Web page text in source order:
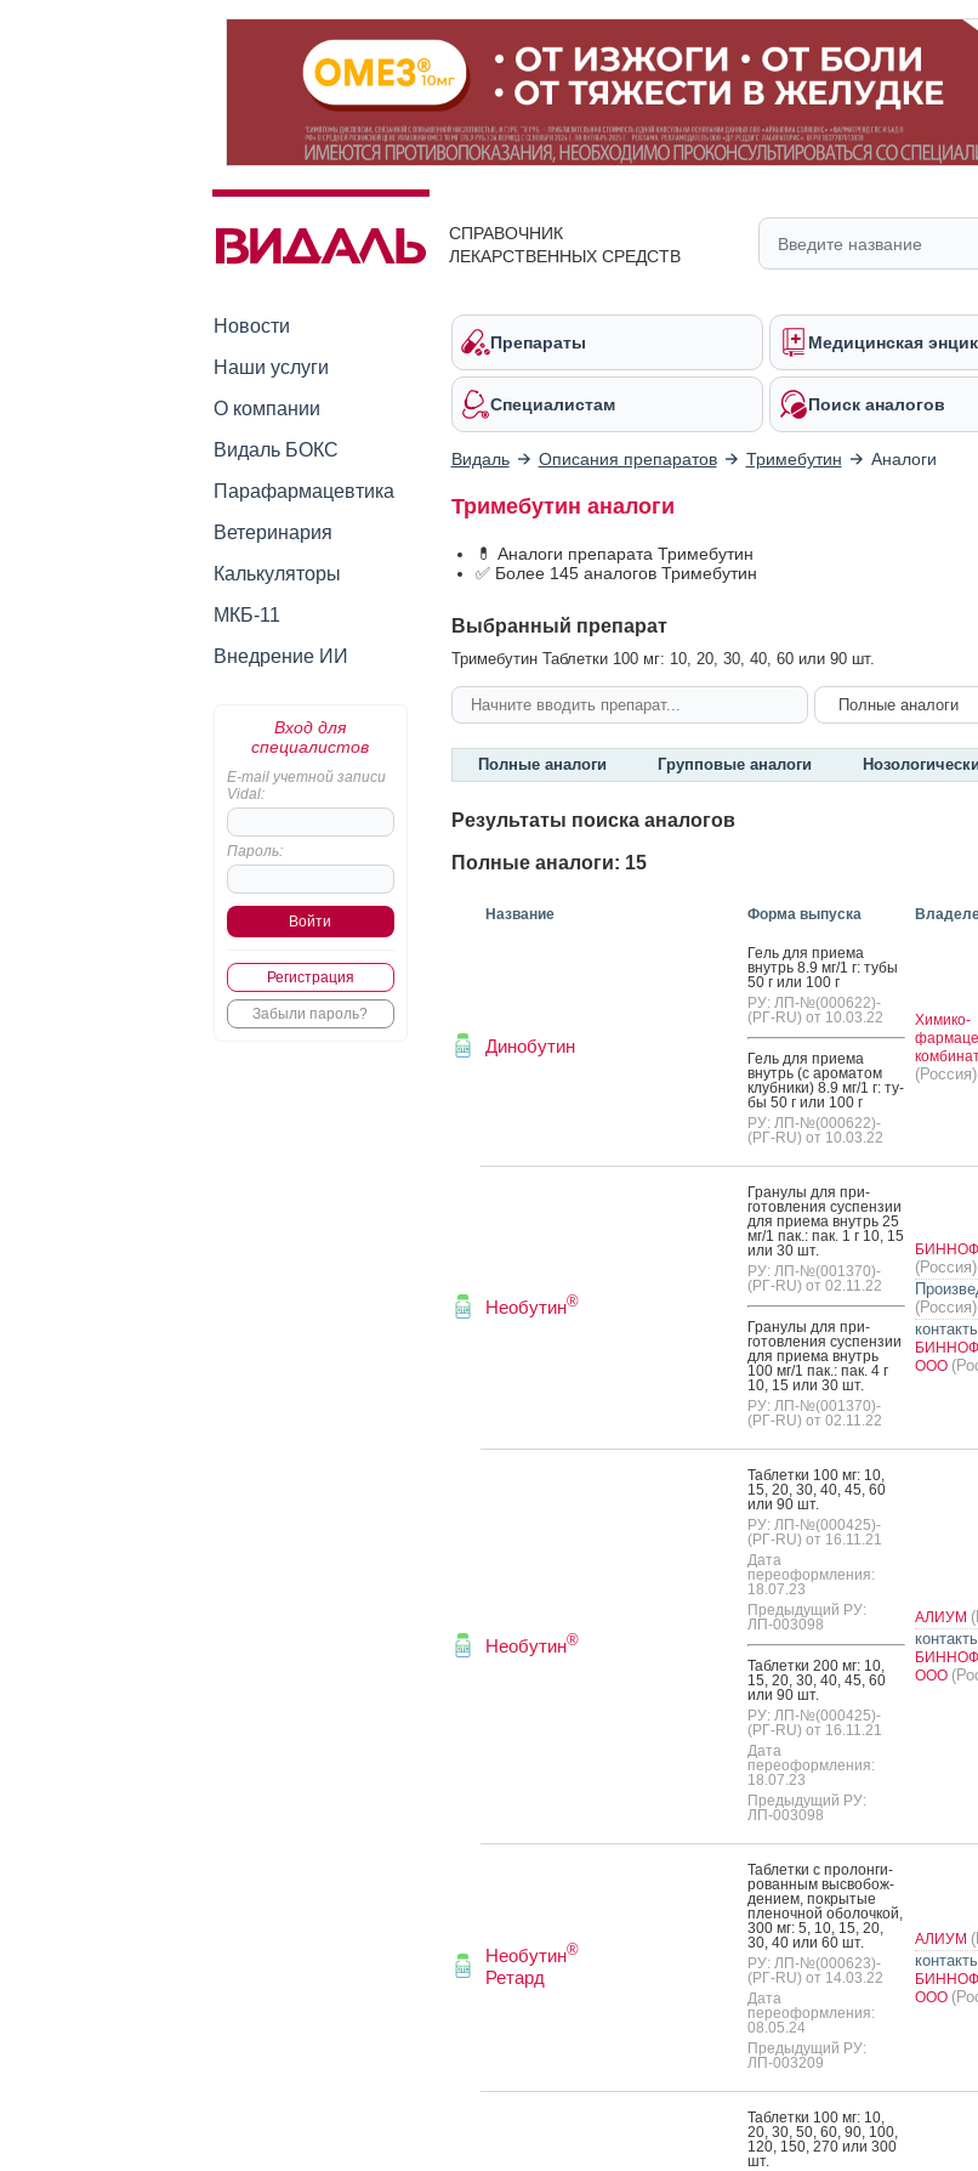
СПРАВОЧНИК
ЛЕКАРСТВЕННЫХ СРЕДСТВ
Новости
Наши услуги
О компании
Видаль БОКС
Парафармацевтика
Ветеринария
Калькуляторы
МКБ-11
Внедрение ИИ
Вход для
специалистов
E-mail учетной записи
Vidal:
Пароль:
Регистрация
Забыли пароль?
Препараты Медицинская
Специалистам Поиск аналогов
Видаль Описания препаратов Тримебутин Аналоги
Тримебутин аналоги
💊 Аналоги препарата Тримебутин
✅ Более 145 аналогов Тримебутин
Выбранный препарат
Тримебутин Таблетки 100 мг: 10, 20, 30, 40, 60 или 90 шт.
Полные аналоги Групповые аналоги
Результаты поиска аналогов
Полные аналоги: 15
Название Форма выпуска
Динобутин
Гель для при­ема
внутрь 8.9 мг/1 г: ту­бы
50 г или 100 г
РУ: ЛП-№(000622)-
(РГ-RU) от 10.03.22
Гель для при­ема
внутрь (с аро­матом
клуб­ни­ки) 8.9 мг/1 г: ту­
бы 50 г или 100 г
РУ: ЛП-№(000622)-
(РГ-RU) от 10.03.22
Химико-
(Россия)
Необутин®
Гра­нулы для при­
готов­ле­ния сус­пензии
для при­ема внутрь 25
мг/1 пак.: пак. 1 г 10, 15
или 30 шт.
РУ: ЛП-№(001370)-
(РГ-RU) от 02.11.22
Гра­нулы для при­
готов­ле­ния сус­пензии
для при­ема внутрь
100 мг/1 пак.: пак. 4 г
10, 15 или 30 шт.
РУ: ЛП-№(001370)-
(РГ-RU) от 02.11.22
(Россия)
(Россия)
ООО
Необутин®
Таб­летки 100 мг: 10,
15, 20, 30, 40, 45, 60
или 90 шт.
РУ: ЛП-№(000425)-
(РГ-RU) от 16.11.21
Дата
переоформления:
18.07.23
Предыдущий РУ:
ЛП-003098
Таб­летки 200 мг: 10,
15, 20, 30, 40, 45, 60
или 90 шт.
РУ: ЛП-№(000425)-
(РГ-RU) от 16.11.21
Дата
переоформления:
18.07.23
Предыдущий РУ:
ЛП-003098
АЛИУМ
ООО
Необутин®
Ретард
Таб­летки с про­лон­ги­
рован­ным выс­во­бож­
де­ни­ем, пок­ры­тые
пле­ноч­ной обо­лоч­кой,
300 мг: 5, 10, 15, 20,
30, 40 или 60 шт.
РУ: ЛП-№(000623)-
(РГ-RU) от 14.03.22
Дата
переоформления:
08.05.24
Предыдущий РУ:
ЛП-003209
АЛИУМ
ООО
Таб­летки 100 мг: 10,
20, 30, 50, 60, 90, 100,
120, 150, 270 или 300
шт.